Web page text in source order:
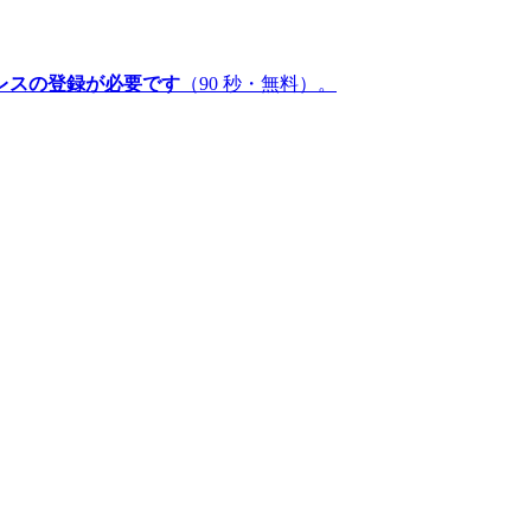
スの登録が必要です （90 秒・無料）。